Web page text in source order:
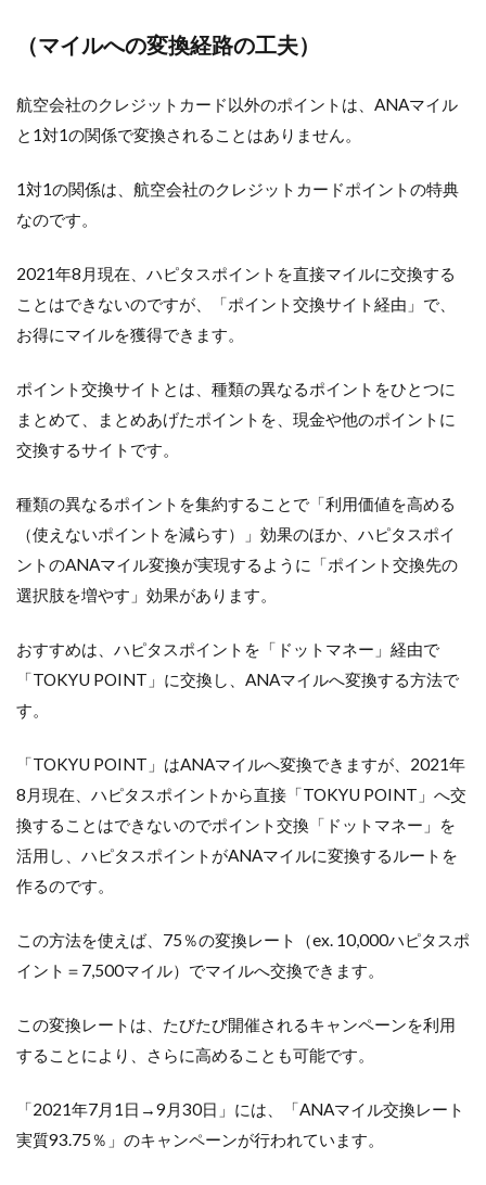
（マイルへの変換経路の工夫）
航空会社のクレジットカード以外のポイントは、ANAマイル
と1対1の関係で変換されることはありません。
1対1の関係は、航空会社のクレジットカードポイントの特典
なのです。
2021年8月現在、ハピタスポイントを直接マイルに交換する
ことはできないのですが、「ポイント交換サイト経由」で、
お得にマイルを獲得できます。
ポイント交換サイトとは、種類の異なるポイントをひとつに
まとめて、まとめあげたポイントを、現金や他のポイントに
交換するサイトです。
種類の異なるポイントを集約することで「利用価値を高める
（使えないポイントを減らす）」効果のほか、ハピタスポイ
ントのANAマイル変換が実現するように「ポイント交換先の
選択肢を増やす」効果があります。
おすすめは、ハピタスポイントを「ドットマネー」経由で
「TOKYU POINT」に交換し、ANAマイルへ変換する方法で
す。
「TOKYU POINT」はANAマイルへ変換できますが、2021年
8月現在、ハピタスポイントから直接「TOKYU POINT」へ交
換することはできないのでポイント交換「ドットマネー」を
活用し、ハピタスポイントがANAマイルに変換するルートを
作るのです。
この方法を使えば、75％の変換レート（ex. 10,000ハピタスポ
イント＝7,500マイル）でマイルへ交換できます。
この変換レートは、たびたび開催されるキャンペーンを利用
することにより、さらに高めることも可能です。
「2021年7月1日→9月30日」には、「ANAマイル交換レート
実質93.75％」のキャンペーンが行われています。